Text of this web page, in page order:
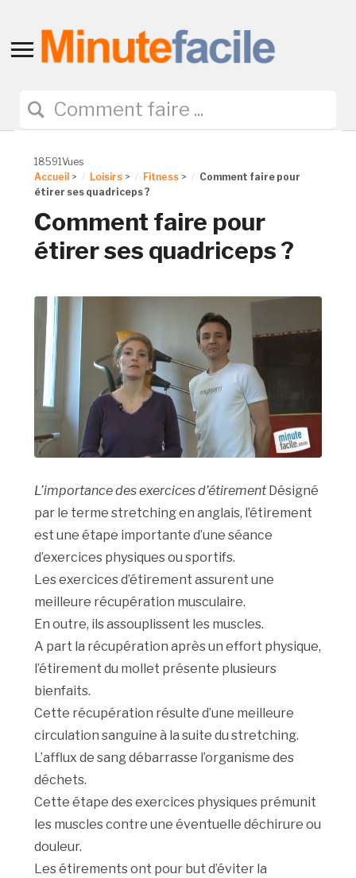
Toggle
navigation
18591Vues
Accueil > Loisirs > Fitness >
Comment faire pour
étirer ses quadriceps ?
Comment faire pour
étirer ses quadriceps ?
L’importance des exercices d’étirementDésigné
par le terme stretching en anglais, l’étirement
est une étape importante d’une séance
d’exercices physiques ou sportifs.
Les exercices d’étirement assurent une
meilleure récupération musculaire.
En outre, ils assouplissent les muscles.
A part la récupération après un effort physique,
l’étirement du mollet présente plusieurs
bienfaits.
Cette récupération résulte d’une meilleure
circulation sanguine à la suite du stretching.
L’afflux de sang débarrasse l’organisme des
déchets.
Cette étape des exercices physiques prémunit
les muscles contre une éventuelle déchirure ou
douleur.
Les étirements ont pour but d’éviter la